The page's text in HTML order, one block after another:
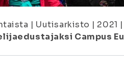
| Uutisarkisto | 2021 |
Campus